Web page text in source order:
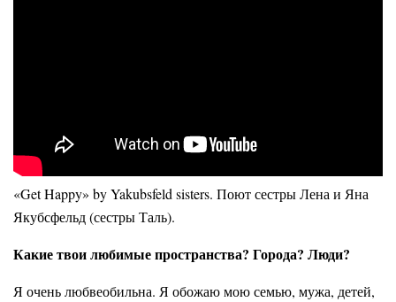
«Get Happy» by Yakubsfeld sisters. Поют сестры Лена и Яна
Якубсфельд (сестры Таль).
Какие твои любимые пространства? Города? Люди?
Я очень любвеобильна. Я обожаю мою семью, мужа, детей,